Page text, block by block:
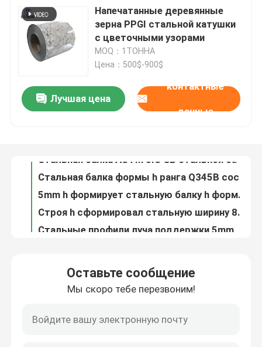
Дом
Продукты
Свяжитесь мы
Спросите цитату
Углеродистая сталь катушка
Напечатанные деревянные
зерна PPGI стальной катушки
с цветочными узорами
MOQ：1ТОННА
Цена：500$-900$
Лучшая цена
контактные
данные
Канал стальной балки 1.0-3.0mm u формы толщины 6m-12m u гальванизировал сталь
Оставьте сообщение
Мы скоро тебе перезвоним!